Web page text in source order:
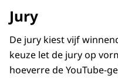
Jury
De jury kiest vijf
keuze let de jury op
hoeverre de YouTube-